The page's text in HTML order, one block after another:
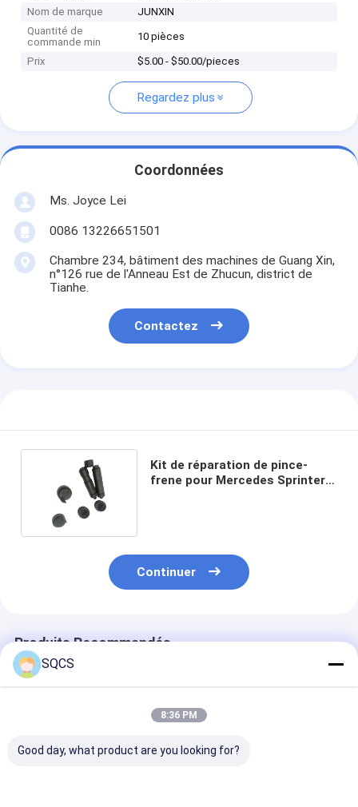
Nom de marque
JUNXIN
Quantité de
commande min
10 pièces
Prix $5.00 - $50.00/pieces
Regardez plus
Coordonnées
Ms. Joyce Lei
0086 13226651501
Chambre 234, bâtiment des machines de Guang Xin,
n°126 rue de l'Anneau Est de Zhucun, district de
Tianhe.
Contactez
Kit de réparation de pince-
frene pour Mercedes Sprinter
Continuer
Produits Recommandés
SQCS
8:36 PM
Good day, what product are you looking for?